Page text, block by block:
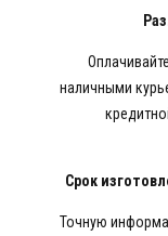
наличными
Срок
Точную